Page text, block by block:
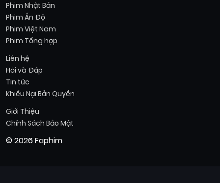
Phim Nhật Bản
Phim Ấn Độ
Phim Việt Nam
Phim Tổng hợp
Liên hệ
Hỏi và Đáp
Tin tức
Khiếu Nại Bản Quyền
Giới Thiệu
Chính Sách Bảo Mật
© 2026 Faphim